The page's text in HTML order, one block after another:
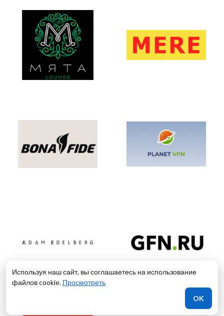
Используя наш сайт, вы соглашаетесь на использование
файлов cookie. Просмотреть
OK